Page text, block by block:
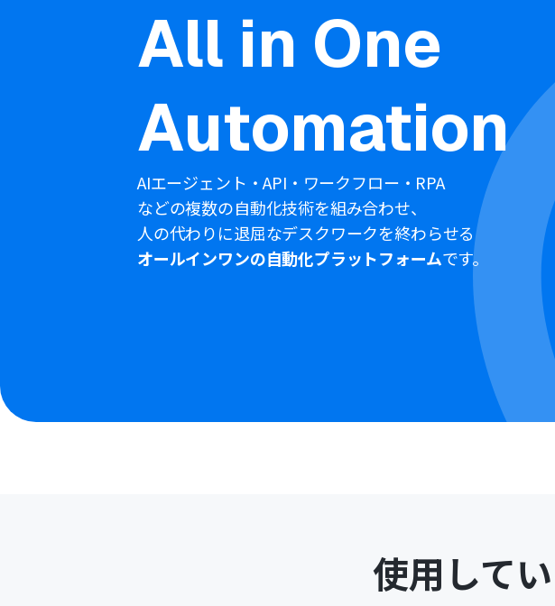
All in One
Automation
AIエージェント・API・ワークフロー・RPA
などの複数の自動化技術を組み合わせ、
人の代わりに退屈なデスクワークを終わらせる
オールインワンの自動化プラットフォームです。
使用して